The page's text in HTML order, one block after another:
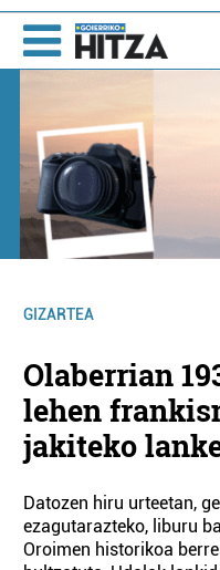
GIZARTEA
Olaberrian
lehen
jakiteko
Datozen hiru urteetan,
ezagutarazteko, liburu
Oroimen historikoa